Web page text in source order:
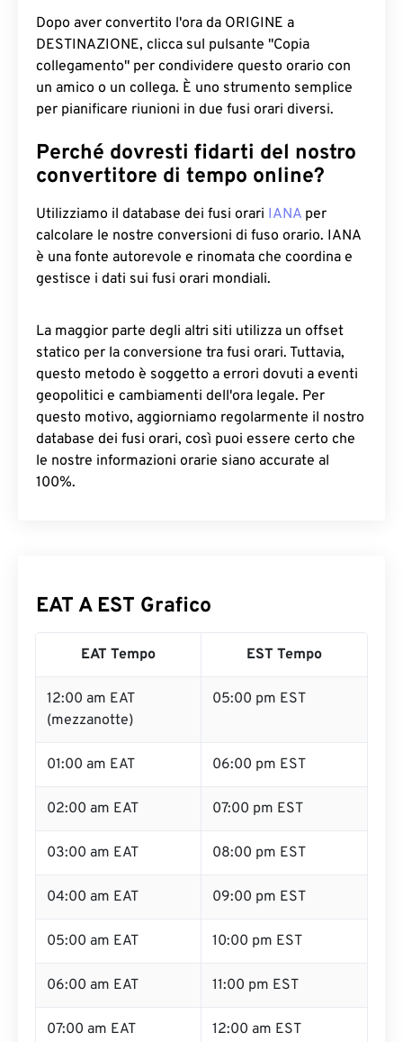
Dopo aver convertito l'ora da ORIGINE a
DESTINAZIONE, clicca sul pulsante "Copia
collegamento" per condividere questo orario con
un amico o un collega. È uno strumento semplice
per pianificare riunioni in due fusi orari diversi.
Perché dovresti fidarti del nostro
convertitore di tempo online?
Utilizziamo il database dei fusi orari IANA per
calcolare le nostre conversioni di fuso orario. IANA
è una fonte autorevole e rinomata che coordina e
gestisce i dati sui fusi orari mondiali.
La maggior parte degli altri siti utilizza un offset
statico per la conversione tra fusi orari. Tuttavia,
questo metodo è soggetto a errori dovuti a eventi
geopolitici e cambiamenti dell'ora legale. Per
questo motivo, aggiorniamo regolarmente il nostro
database dei fusi orari, così puoi essere certo che
le nostre informazioni orarie siano accurate al
100%.
EAT A EST Grafico
EAT Tempo EST Tempo
12:00 am EAT
(mezzanotte)
05:00 pm EST
01:00 am EAT 06:00 pm EST
02:00 am EAT 07:00 pm EST
03:00 am EAT 08:00 pm EST
04:00 am EAT 09:00 pm EST
05:00 am EAT 10:00 pm EST
06:00 am EAT 11:00 pm EST
07:00 am EAT 12:00 am EST